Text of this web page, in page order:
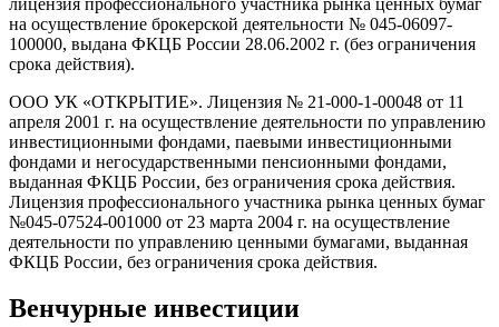
на осуществление брокерской деятельности № 045-06097-
100000, выдана ФКЦБ России 28.06.2002 г. (без ограничения
срока действия).
ООО УК «ОТКРЫТИЕ». Лицензия № 21-000-1-00048 от 11
апреля 2001 г. на осуществление деятельности по управлению
инвестиционными фондами, паевыми инвестиционными
фондами и негосударственными пенсионными фондами,
выданная ФКЦБ России, без ограничения срока действия.
Лицензия профессионального участника рынка ценных бумаг
№045-07524-001000 от 23 марта 2004 г. на осуществление
деятельности по управлению ценными бумагами, выданная
ФКЦБ России, без ограничения срока действия.
Венчурные инвестиции